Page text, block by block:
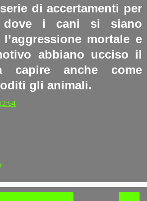
di accertamenti per
dove i cani si siano
mortale e
abbiano ucciso il
capire anche come
gli animali.